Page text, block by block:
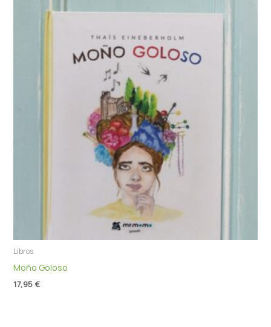
Libros
Moño Goloso
17,95 €